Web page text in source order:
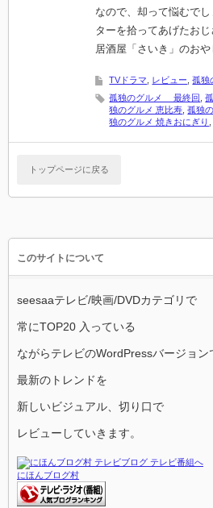
なので、却って悩むで
ターを拾ってあげたおじ
居酒屋「さいき」のお
TVドラマ レビュー ,孤独
孤独のグルメ 最終回 ,
独のグルメ 恵比寿 ,孤独
独のグルメ 焼きおにぎり
トップページに戻る
このサイトについて
seesaaテレビ/映画/DVDカテゴリで
常にTOP20 入っている
ながらテレビのWordPressバージョン
最新のトレンドを
新しいビジュアル、切り口で
レビューしていきます。
にほんブログ村